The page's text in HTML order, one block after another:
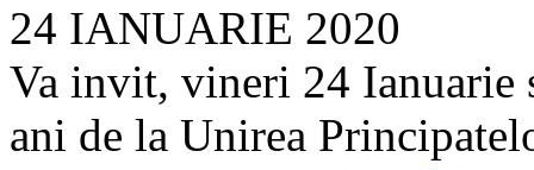
24 IANUARIE 2020
Va invit, vineri 24 Ianuarie
ani de la Unirea